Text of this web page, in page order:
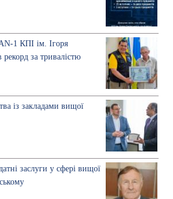
1 КПІ ім. Ігоря
рекорд за тривалістю
із закладами вищої
заслуги у сфері вищої